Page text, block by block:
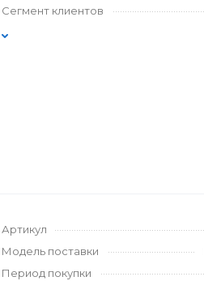
Сегмент клиентов
Артикул
Модель поставки
Период покупки